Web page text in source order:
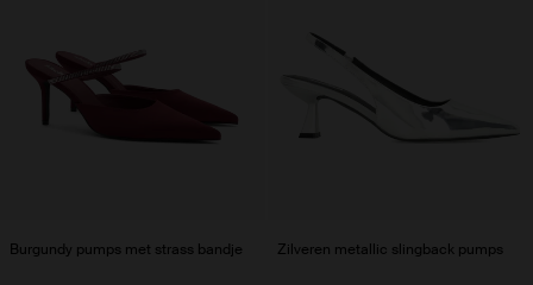
Burgundy pumps met strass bandje Zilveren metallic slingback pumps